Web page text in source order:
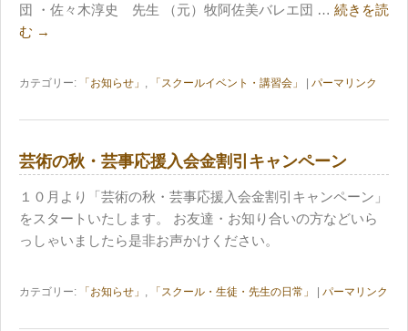
団 ・佐々木淳史 先生 （元）牧阿佐美バレエ団 … 続きを読
む →
カテゴリー: 「お知らせ」 , 「スクールイベント・講習会」 パーマリンク
芸術の秋・芸事応援入会金割引キャンペーン
１０月より「芸術の秋・芸事応援入会金割引キャンペーン」
をスタートいたします。 お友達・お知り合いの方などいら
っしゃいましたら是非お声かけください。
カテゴリー: 「お知らせ」 , 「スクール・生徒・先生の日常」 パーマリンク